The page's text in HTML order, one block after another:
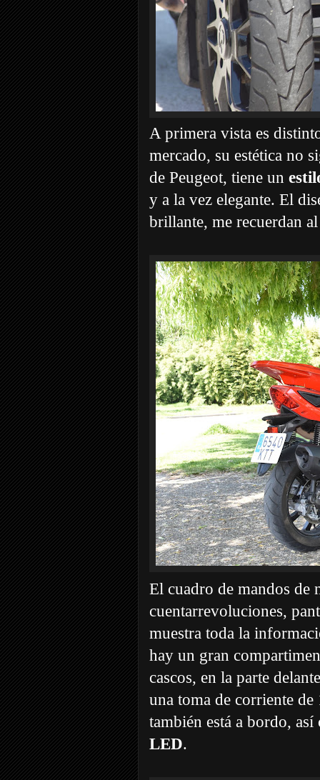
A primera vista es
mercado, su estética no
de Peugeot, tiene un
y a la vez elegante. El
brillante, me recuerdan
El cuadro de mandos de
cuentarrevoluciones,
muestra toda la
hay un gran
cascos, en la parte
una toma de corriente
también está a bordo,
LED.